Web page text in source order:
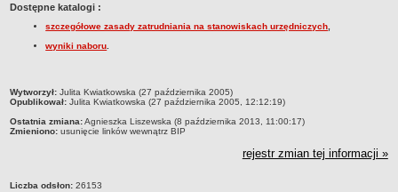
Dane statystyczne
Zadania publiczne
Związki i stowarzyszenia
Rejestr zbiorów danych osobowych
Rejestr instytucji kultury
URZĄD GMINY
Dostępne katalogi :
szczegółowe zasady zatrudniania na stanowiskach urzędniczych
wyniki naboru
metryczka
Wytworzył: Julita Kwiatkowska (27 października 2005)
Opublikował: Julita Kwiatkowska (27 października 2005, 12:12:19)
Ostatnia zmiana:Agnieszka Liszewska (8 października 2013, 11:00:17)
Zmieniono: usunięcie linków wewnątrz BIP
rejestr zmian tej informacji »
Liczba odsłon: 26153